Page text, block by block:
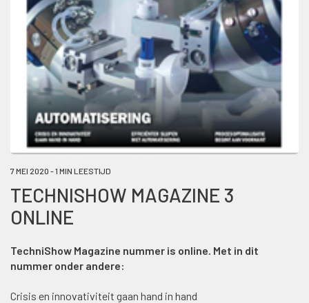
7 MEI 2020 - 1 MIN LEESTIJD
TECHNISHOW MAGAZINE 3
ONLINE
TechniShow Magazine nummer is online. Met in dit
nummer onder andere:
Crisis en innovativiteit gaan hand in hand